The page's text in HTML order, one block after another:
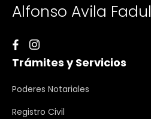
Alfonso Avila Fadul
Trámites y Servicios
Poderes Notariales
Registro Civil